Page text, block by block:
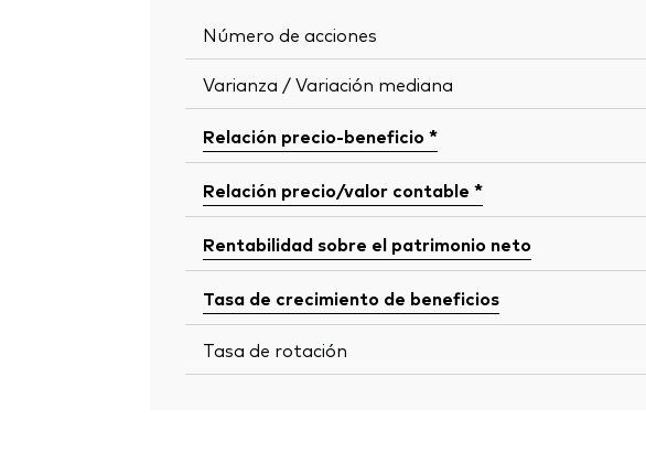
Número de acciones
Varianza / Variación mediana
Relación precio-beneficio *
Relación precio/valor contable *
Rentabilidad sobre el patrimonio neto
Tasa de crecimiento de beneficios
Tasa de rotación